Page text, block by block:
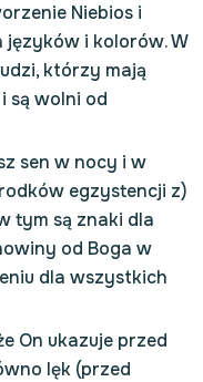
Niebios i
i kolorów. W
którzy mają
są wolni od
sen w nocy i w
egzystencji z)
tym są znaki dla
od Boga w
dla wszystkich
On ukazuje przed
lęk (przed